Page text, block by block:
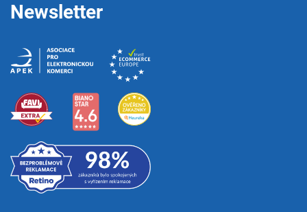
Newsletter